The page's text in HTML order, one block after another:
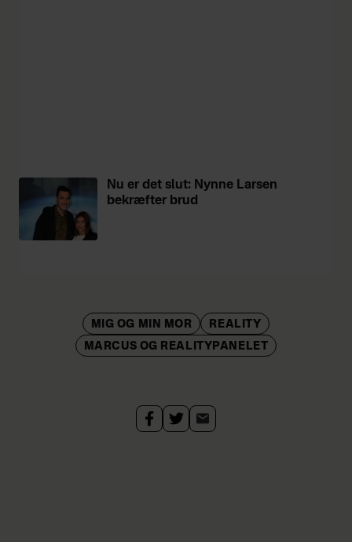
Nu er det slut: Nynne Larsen
bekræfter brud
MIG OG MIN MOR
REALITY
MARCUS OG REALITYPANELET